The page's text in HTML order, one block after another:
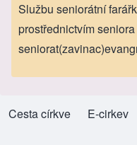
Službu seniorátní
prostřednictvím
Footer menu
Cesta církve
(opens in new tab)E-cirkev
(opens